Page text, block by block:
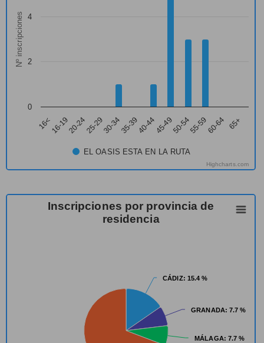
Nº inscripciones
EL OASIS ESTA EN LA RUTA
16<16-1920-2425-2930-3435-3940-4445-4950-5455-5960-64 65+
0
2
4
Highcharts.com
Inscripciones por provincia de
residencia
CÁDIZ: 15.4 %
CÁDIZ: 15.4 %
GRANADA: 7.7 %
GRANADA: 7.7 %
MÁLAGA: 7.7 %
MÁLAGA: 7.7 %